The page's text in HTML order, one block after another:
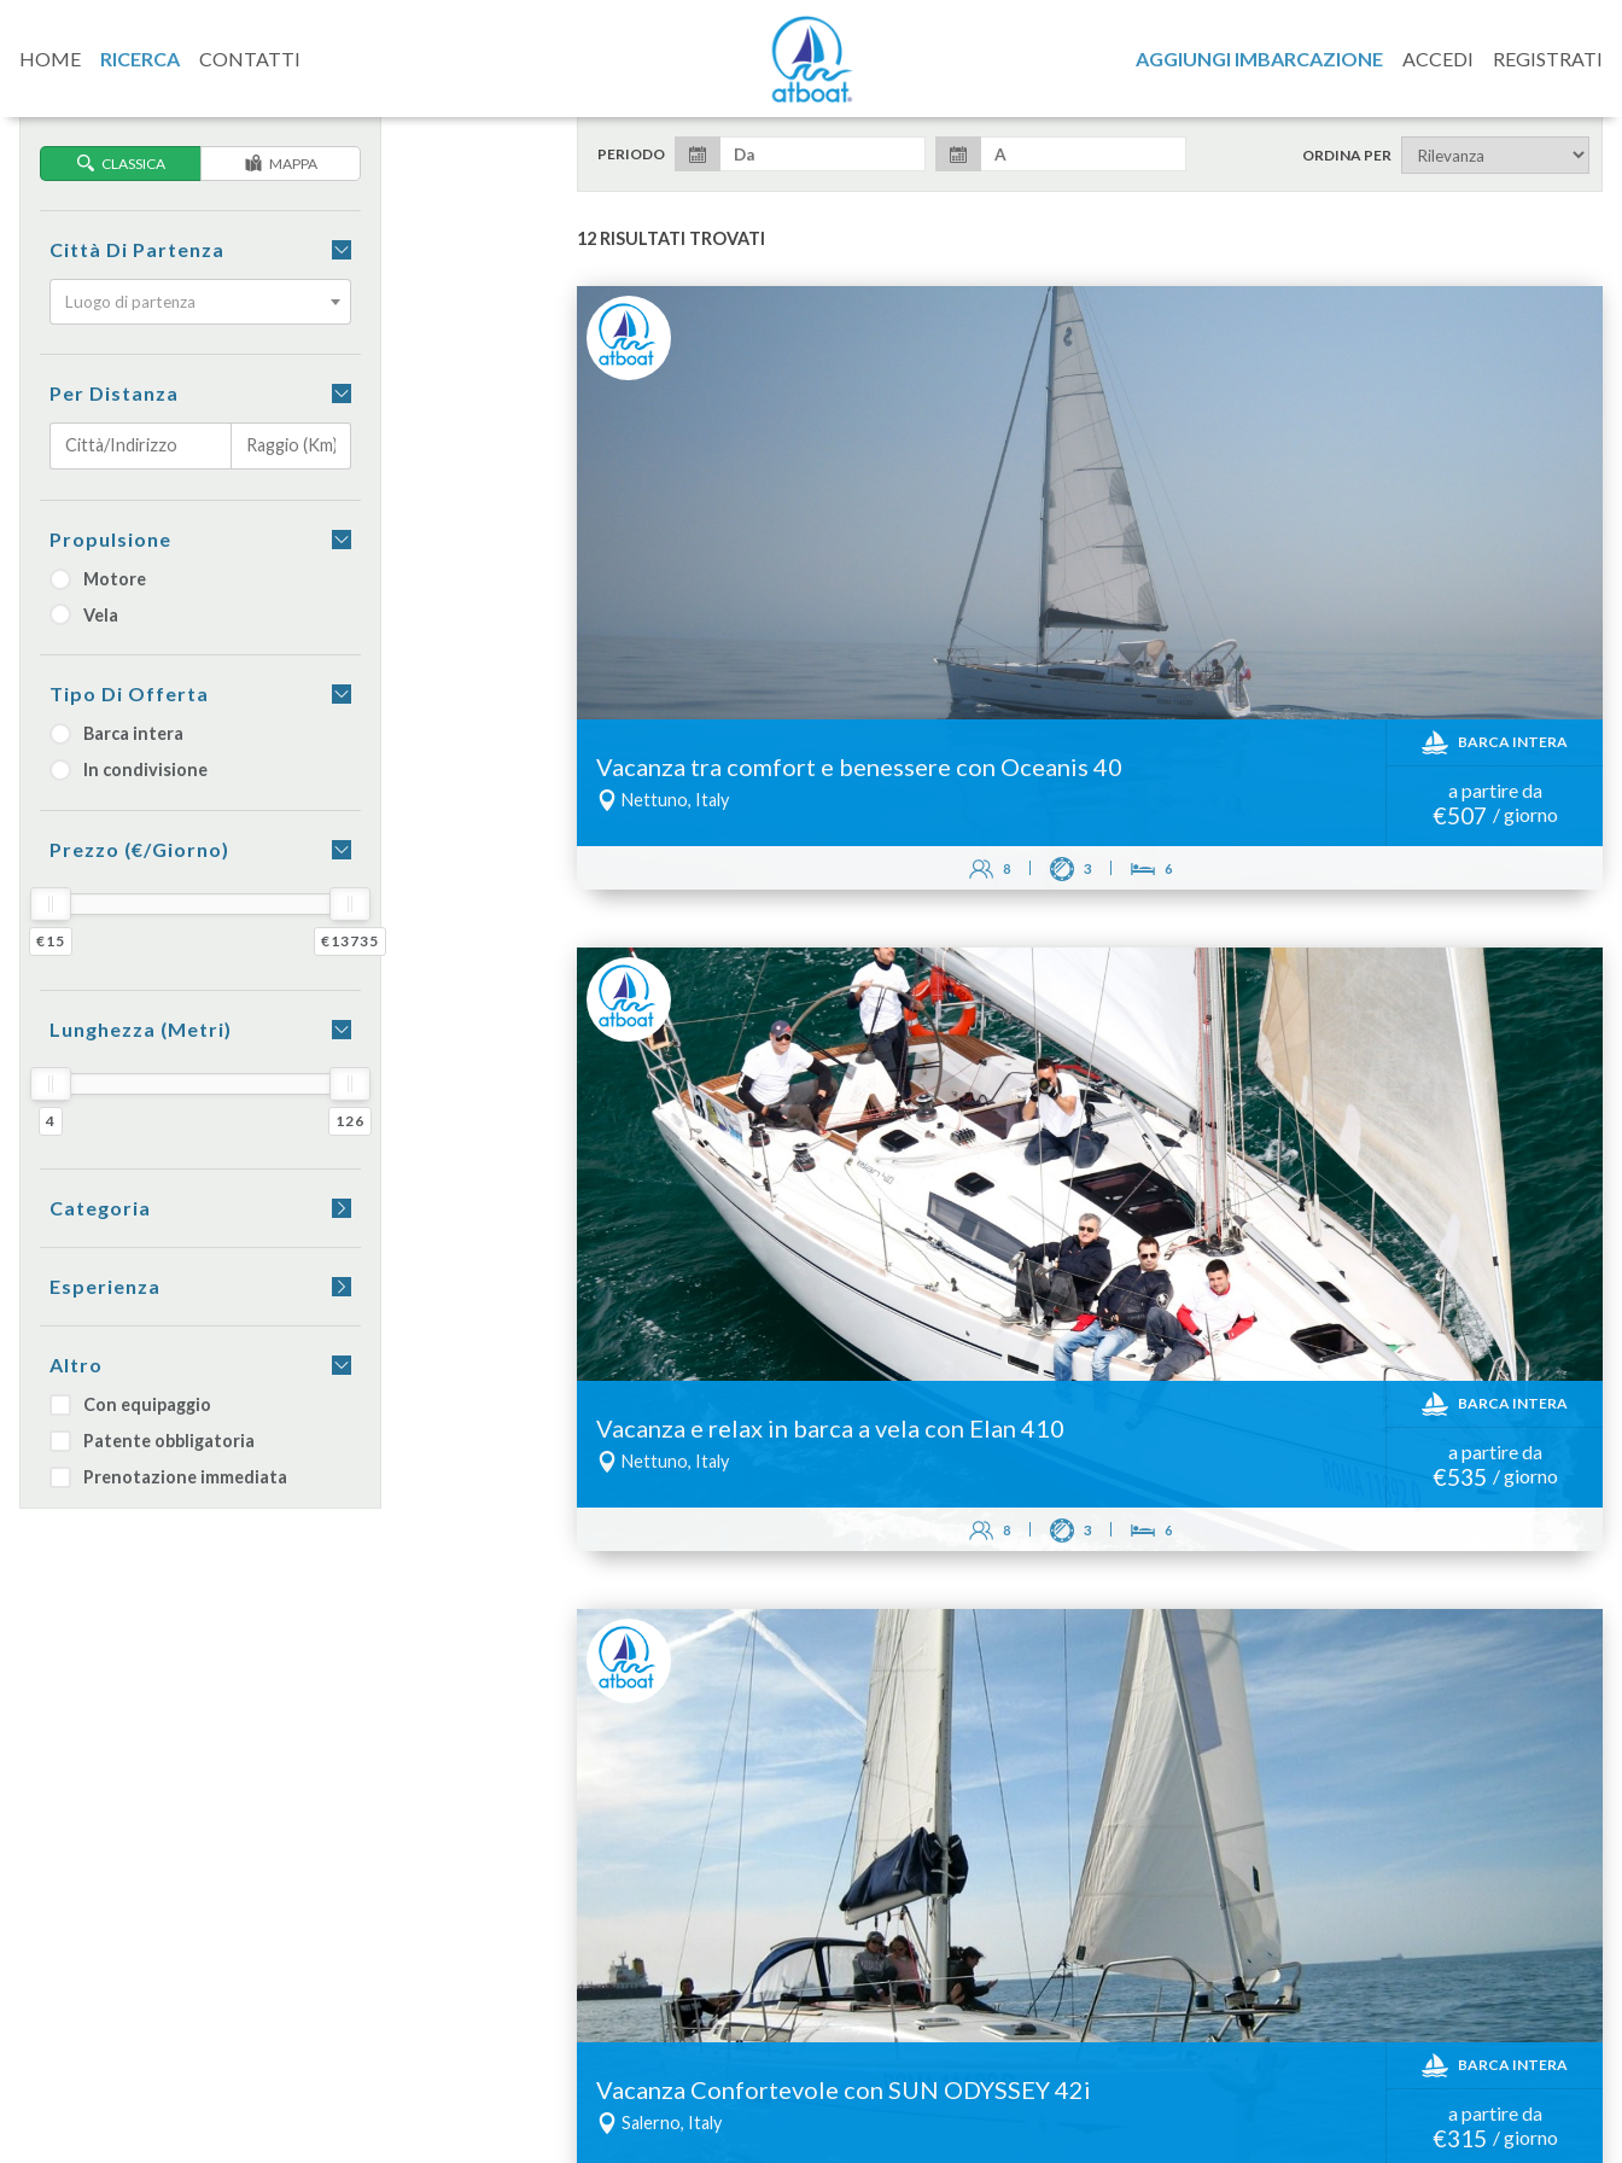
HOME RICERCA CONTATTI AGGIUNGI IMBARCAZIONE ACCEDI REGISTRATI
CLASSICA MAPPA
Città Di Partenza
Luogo di partenza
Per Distanza
Propulsione
Motore
Vela
Tipo Di Offerta
Barca intera
In condivisione
Prezzo (€/giorno)
€15 €13735
Lunghezza (metri)
4 126
Categoria
Gommone
Moto d'acqua
Caicco
Barca giornaliera
Esperienza
Dormire in barca
Transfer
Altro
Con equipaggio
Patente obbligatoria
Prenotazione immediata
PERIODO ORDINA PER
12 RISULTATI TROVATI
Vacanza tra comfort e benessere con Oceanis 40
Nettuno, Italy
BARCA INTERA
a partire da
€507 / giorno
8 3 6
Vacanza e relax in barca a vela con Elan 410
Nettuno, Italy
BARCA INTERA
a partire da
€535 / giorno
8 3 6
Vacanza Confortevole con SUN ODYSSEY 42i
Salerno, Italy
BARCA INTERA
a partire da
€315 / giorno